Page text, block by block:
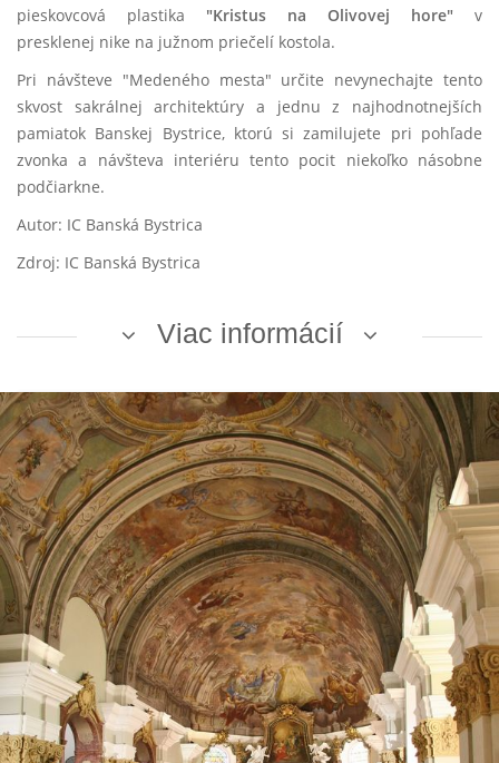
pieskovcová plastika "Kristus na Olivovej hore" v
presklenej nike na južnom priečelí kostola.
Pri návšteve "Medeného mesta" určite nevynechajte tento
skvost sakrálnej architektúry a jednu z najhodnotnejších
pamiatok Banskej Bystrice, ktorú si zamilujete pri pohľade
zvonka a návšteva interiéru tento pocit niekoľko násobne
podčiarkne.
Autor: IC Banská Bystrica
Zdroj: IC Banská Bystrica
Viac informácií